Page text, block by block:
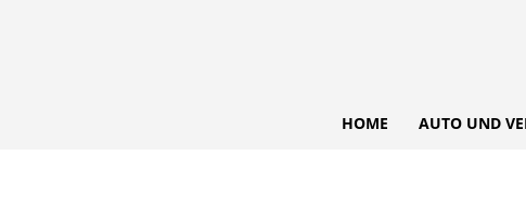
HOME AUTO UND